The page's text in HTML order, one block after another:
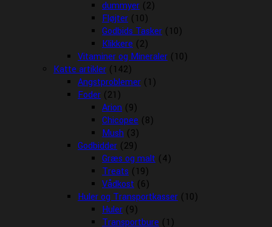
dummyer (2)
Fløjter (10)
Godbids Tasker (10)
Klikkere (2)
Vitaminer og Mineraler (10)
Katte artikler (142)
Angstproblemer (1)
Foder (21)
Arion (9)
Chicopee (8)
Mush (3)
Godbidder (29)
Græs og malt (4)
Treats (19)
Vådkost (6)
Huler og Transportkasser (10)
Huler (9)
Transportbure (1)